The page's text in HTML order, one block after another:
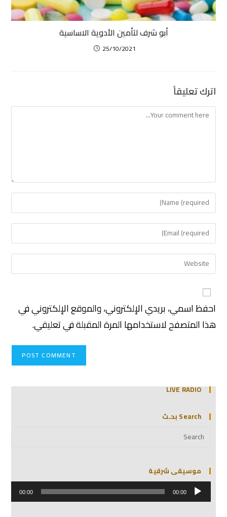
‏أبو شرف لتأمين الأدوية الاساسية
25/10/2021
اترك تعليقاً
احفظ اسمي، بريدي الإلكتروني، والموقع الإلكتروني في
هذا المتصفح لاستخدامها المرة المقبلة في تعليقي.
LIVE RADIO
Search بحـث
موسيقى شرقية
مشغل
الصوت 00:00
00:00